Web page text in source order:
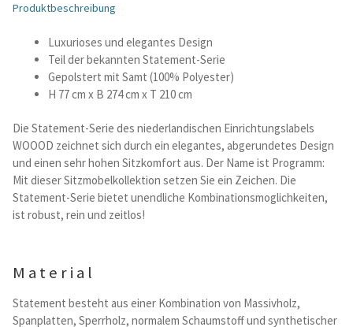
Outdoor
TV- und Mediamöbel
Kataloge Landhaus
Kataloge Massivholz
Massivholz Schlafen
Produktbeschreibung
Luxurioses und elegantes Design
Teil der bekannten Statement-Serie
Gepolstert mit Samt (100% Polyester)
H 77 cm x B 274 cm x T 210 cm
Die Statement-Serie des niederlandischen Einrichtungslabels
WOOOD zeichnet sich durch ein elegantes, abgerundetes Design
und einen sehr hohen Sitzkomfort aus. Der Name ist Programm:
Mit dieser Sitzmobelkollektion setzen Sie ein Zeichen. Die
Statement-Serie bietet unendliche Kombinationsmoglichkeiten,
ist robust, rein und zeitlos!
Material
Statement besteht aus einer Kombination von Massivholz,
Spanplatten, Sperrholz, normalem Schaumstoff und synthetischer